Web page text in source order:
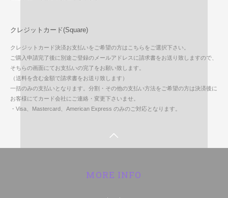
クレジットカード(Square)
クレジットカード決済お支払いをご希望の方はこちらをご選択下さい。
ご購入申請完了後に別途ご登録のメールアドレスに請求書をお送り致しますので、
そちらの画面にてお支払いの完了をお願い致します。
（送料を含む金額で請求書をお送り致します）
一括のみの支払いとなります。分割・その他の支払い方法をご希望の方は決済後に
お客様にてカード会社にご連絡・変更下さいませ。
・Visa、Mastercard、American Express のみのご対応となります。
MORE INFO